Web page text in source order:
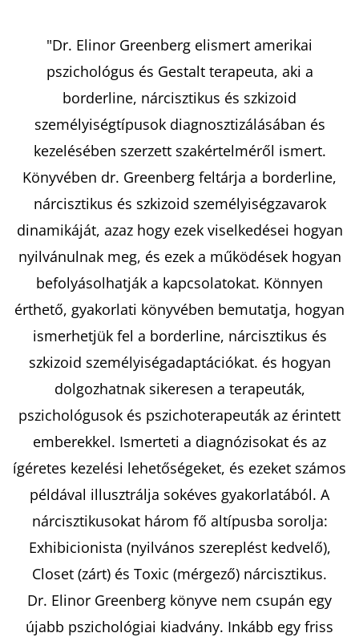
"Dr. Elinor Greenberg elismert amerikai
pszichológus és Gestalt terapeuta, aki a
borderline, nárcisztikus és szkizoid
személyiségtípusok diagnosztizálásában és
kezelésében szerzett szakértelméről ismert.
Könyvében dr. Greenberg feltárja a borderline,
nárcisztikus és szkizoid személyiségzavarok
dinamikáját, azaz hogy ezek viselkedései hogyan
nyilvánulnak meg, és ezek a működések hogyan
befolyásolhatják a kapcsolatokat. Könnyen
érthető, gyakorlati könyvében bemutatja, hogyan
ismerhetjük fel a borderline, nárcisztikus és
szkizoid személyiségadaptációkat. és hogyan
dolgozhatnak sikeresen a terapeuták,
pszichológusok és pszichoterapeuták az érintett
emberekkel. Ismerteti a diagnózisokat és az
ígéretes kezelési lehetőségeket, és ezeket számos
példával illusztrálja sokéves gyakorlatából. A
nárcisztikusokat három fő altípusba sorolja:
Exhibicionista (nyilvános szereplést kedvelő),
Closet (zárt) és Toxic (mérgező) nárcisztikus.
Dr. Elinor Greenberg könyve nem csupán egy
újabb pszichológiai kiadvány. Inkább egy friss
LEJTŐ
TENGER
FELÉ
€18,90